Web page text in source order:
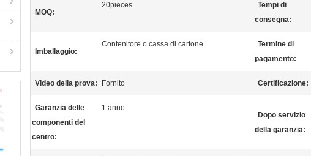
MOQ:
20pieces
Tempi di
consegna:
Imballaggio:
Contenitore o cassa di cartone
Termine di
pagamento:
Video della prova: Fornito Certificazione:
Garanzia delle
componenti del
centro:
1 anno
Dopo servizio
della garanzia: